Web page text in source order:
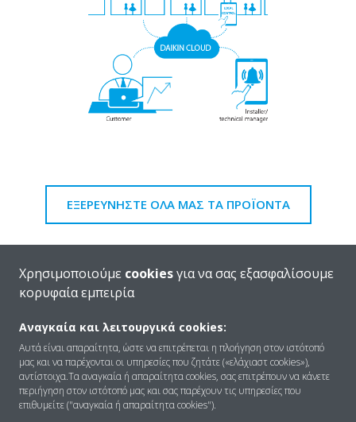
ΕΞΕΡΕΥΝΗΣΤΕ ΟΛΑ ΜΑΣ ΤΑ ΠΡΟΪΟΝΤΑ
ΥΠΟΣΤΗΡΙΞΗ
Χρειαζεται βοήθεια?
Χρησιμοποιούμε cookiesγια να σας εξασφαλίσουμε
κορυφαία εμπειρία
Αναγκαία και λειτουργικά cookies:
Αυτά είναι απαραίτητα, ώστε να επιτρέπεται η πλοήγηση στον ιστότοπό
μας και να παρέχονται οι υπηρεσίες που ζητάτε («ελάχιαστ cookies»),
αντίστοιχα.Τα αναγκαία ή απαραίτητα cookies, σας επιτρέπουν να κάνετε
περιήγηση στον ιστότοπό μας και σας παρέχουν τις υπηρεσίες που
επιθυμείτε ("αναγκαία ή απαραίτητα cookies").